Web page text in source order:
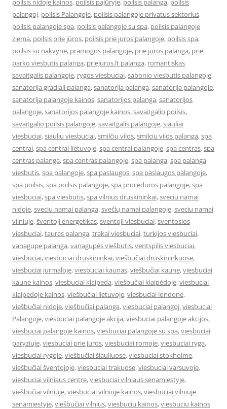
poilsis nidoje kainos, poilsis pajūryje, poilsis palanga, poilsis
palangoj, poilsis Palangoje, poilsis palangoje privatus sektorius,
poilsis palangoje spa, poilsis palangoje su spa, poilsis palangoje
ziema, poilsis prie jūros, poilsis prie juros palangoje, poilsis spa,
poilsis su nakvyne, pramogos palangoje, prie juros palanga, prie
parko viesbutis palanga, priejuros.lt palanga, romantiskas
savaitgalis palangoje, rygos viesbuciai,sabonio viesbutis palangoje,
sanatorija gradiali palanga,sanatorija palanga,sanatorija palangoje,
sanatorija palangoje kainos,sanatorijos palanga,sanatorijos
palangoje,sanatorijos palangoje kainos,savaitgalio poilsis,
savaitgalio poilsis palangoje,savaitgalis palangoje,siauliai
viesbuciai,siauliu viesbuciai,smilčių vilos,smilciu vilos palanga,spa
centrai,spa centrai lietuvoje,spa centrai palangoje,spa centras,spa
centras palanga,spa centras palangoje,spa palanga,spa palanga
viesbutis,spa palangoje,spa paslaugos,spa paslaugos palangoje,
spa poilsis,spa poilsis palangoje,spa proceduros palangoje,spa
viesbuciai,spa viesbutis,spa vilnius druskininkai,sveciu namai
nidoje,sveciu namai palanga,svečių namai palangoje,sveciu namai
vilniuje,šventoji energetikas,sventoji viesbuciai,sventosios
viesbuciai,tauras palanga,trakai viesbuciai,turkijos viesbuciai,
vanagupe palanga,vanagupės viešbutis,ventspilis viesbuciai,
viesbuciai,viesbuciai druskininkai,viešbučiai druskininkuose,
viesbuciai jurmaloje,viesbuciai kaunas,viešbučiai kaune,viesbuciai
kaune kainos,viesbuciai klaipeda,viešbučiai klaipėdoje,viesbuciai
klaipedoje kainos,viešbučiai lietuvoje,viesbuciai londone,
viešbučiai nidoje,viešbučiai palanga,viesbuciai palangoj,viesbuciai
Palangoje,viesbuciai palangoje akcija,viesbuciai palangoje akcijos,
viesbuciai palangoje kainos,viesbuciai palangoje su spa,viesbuciai
paryziuje,viesbuciai prie juros,viesbuciai romoje,viesbuciai ryga,
viesbuciai rygoje,viešbučiai šiauliuose,viesbuciai stokholme,
viešbučiai šventojoje,viesbuciai trakuose,viesbuciai varsuvoje,
viesbuciai vilniaus centre,viesbuciai vilniaus senamiestyje,
viešbučiai vilniuje,viesbuciai vilniuje kainos,viesbuciai vilniuje
senamiestyje,viešbučiai vilnius,viesbuciu kainos,viesbuciu kainos